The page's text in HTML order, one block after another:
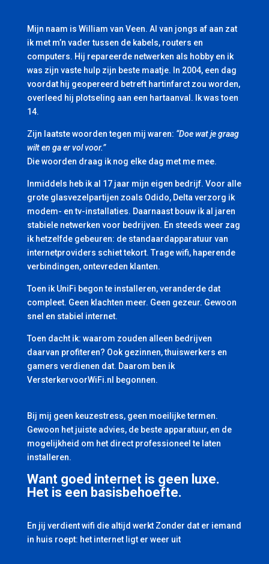
Mijn naam is William van Veen. Al van jongs af aan zat
ik met m’n vader tussen de kabels, routers en
computers. Hij repareerde netwerken als hobby en ik
was zijn vaste hulp zijn beste maatje. In 2004, een dag
voordat hij geopereerd betreft hartinfarct zou worden,
overleed hij plotseling aan een hartaanval. Ik was toen
14.
Zijn laatste woorden tegen mij waren: “Doe wat je graag
wilt en ga er vol voor.”
Die woorden draag ik nog elke dag met me mee.
Inmiddels heb ik al 17 jaar mijn eigen bedrijf. Voor alle
grote glasvezelpartijen zoals Odido, Delta verzorg ik
modem- en tv-installaties. Daarnaast bouw ik al jaren
stabiele netwerken voor bedrijven. En steeds weer zag
ik hetzelfde gebeuren: de standaardapparatuur van
internetproviders schiet tekort. Trage wifi, haperende
verbindingen, ontevreden klanten.
Toen ik UniFi begon te installeren, veranderde dat
compleet. Geen klachten meer. Geen gezeur. Gewoon
snel en stabiel internet.
Toen dacht ik: waarom zouden alleen bedrijven
daarvan profiteren? Ook gezinnen, thuiswerkers en
gamers verdienen dat. Daarom ben ik
VersterkervoorWiFi.nl begonnen.
Bij mij geen keuzestress, geen moeilijke termen.
Gewoon het juiste advies, de beste apparatuur, en de
mogelijkheid om het direct professioneel te laten
installeren.
Want goed internet is geen luxe.
Het is een basisbehoefte.
En jij verdient wifi die altijd werkt Zonder dat er iemand
in huis roept: het internet ligt er weer uit